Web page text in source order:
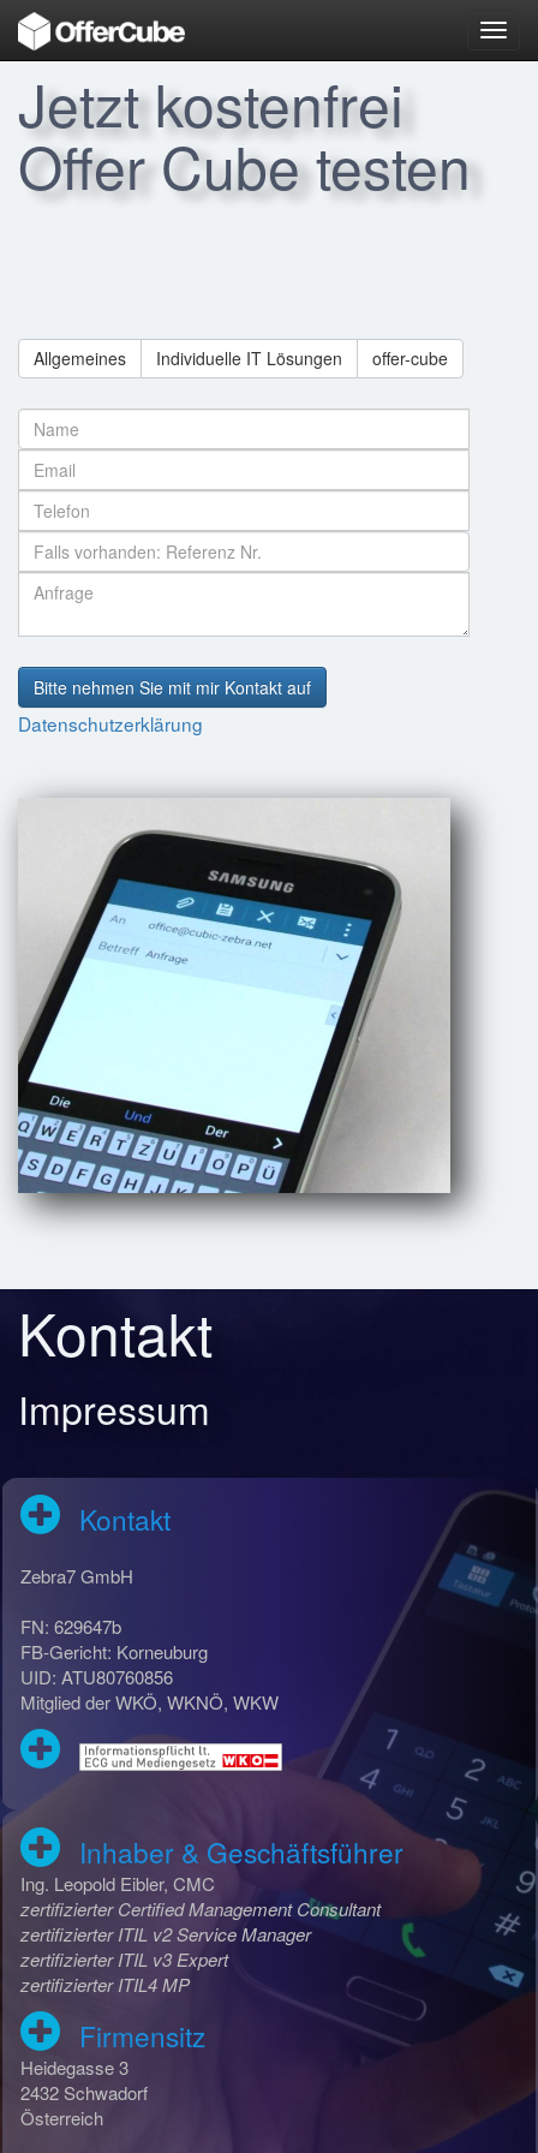
Jetzt kostenfrei
Offer Cube testen
Allgemeines Individuelle IT Lösungen offer-cube
Bitte nehmen Sie mit mir Kontakt auf
Datenschutzerklärung
Kontakt
Impressum
Kontakt
Zebra7 GmbH
FN: 629647b
FB-Gericht: Korneuburg
UID: ATU80760856
Mitglied der WKÖ, WKNÖ, WKW
Inhaber & Geschäftsführer
Ing. Leopold Eibler, CMC
zertifizierter Certified Management Consultant
zertifizierter ITIL v2 Service Manager
zertifizierter ITIL v3 Expert
zertifizierter ITIL4 MP
Firmensitz
Heidegasse 3
2432 Schwadorf
Österreich